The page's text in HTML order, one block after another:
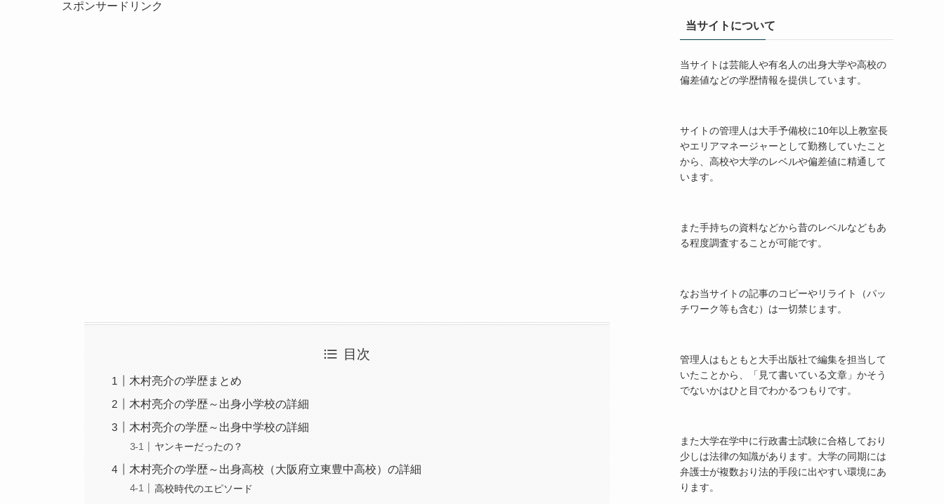
スポンサードリンク
目次
木村亮介の学歴まとめ
木村亮介の学歴～出身小学校の詳細
木村亮介の学歴～出身中学校の詳細
ヤンキーだったの？
木村亮介の学歴～出身高校（大阪府立東豊中高校）の詳細
高校時代のエピソード
当サイトについて
当サイトは芸能人や有名人の出身大学や高校の
偏差値などの学歴情報を提供しています。
サイトの管理人は大手予備校に10年以上教室長
やエリアマネージャーとして勤務していたこと
から、高校や大学のレベルや偏差値に精通して
います。
また手持ちの資料などから昔のレベルなどもあ
る程度調査することが可能です。
なお当サイトの記事のコピーやリライト（パッ
チワーク等も含む）は一切禁じます。
管理人はもともと大手出版社で編集を担当して
いたことから、「見て書いている文章」かそう
でないかはひと目でわかるつもりです。
また大学在学中に行政書士試験に合格しており
少しは法律の知識があります。大学の同期には
弁護士が複数おり法的手段に出やすい環境にあ
ります。